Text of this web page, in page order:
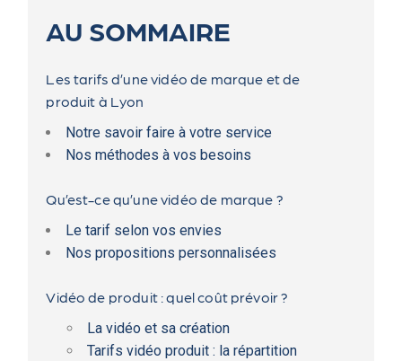
AU SOMMAIRE
Les tarifs d’une vidéo de marque et de
produit à Lyon
Notre savoir faire à votre service
Nos méthodes à vos besoins
Qu’est-ce qu’une vidéo de marque ?
Le tarif selon vos envies
Nos propositions personnalisées
Vidéo de produit : quel coût prévoir ?
La vidéo et sa création
Tarifs vidéo produit : la répartition